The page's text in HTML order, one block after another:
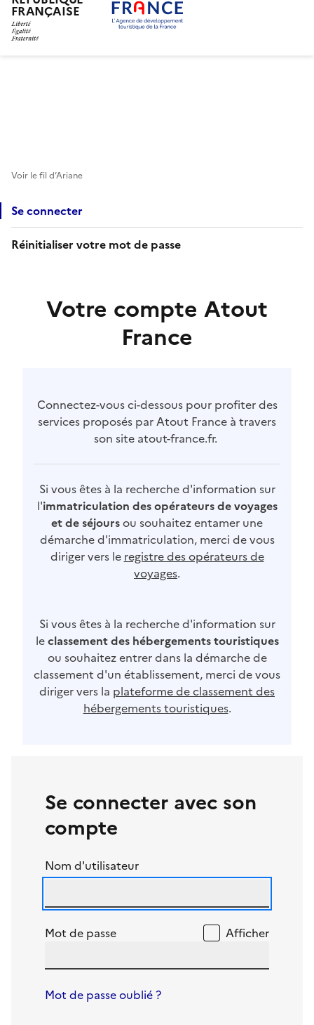
FRANÇAISE
Voir le fil d’Ariane
Se connecter
Réinitialiser votre mot de passe
Votre compte Atout
France
Connectez-vous ci-dessous pour profiter des
services proposés par Atout France à travers
son site atout-france.fr.
Si vous êtes à la recherche d'information sur
l'immatriculation des opérateurs de voyages
et de séjoursou souhaitez entamer une
démarche d'immatriculation, merci de vous
diriger vers le registre des opérateurs de
voyages.
Si vous êtes à la recherche d'information sur
leclassement des hébergements touristiques
ou souhaitez entrer dans la démarche de
classement d'un établissement, merci de vous
diriger vers la plateforme de classement des
hébergements touristiques.
Se connecter avec son
compte
Nom d'utilisateur
Mot de passe Afficher
Mot de passe oublié ?